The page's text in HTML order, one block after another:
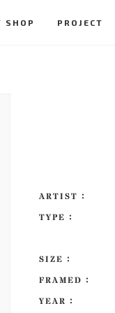
SHOP PROJECT
ARTIST :
TYPE :
SIZE :
FRAMED :
YEAR :